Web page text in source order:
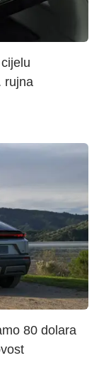
rujna
80 dolara